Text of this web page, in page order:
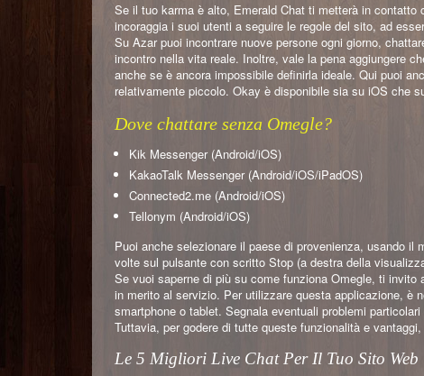
Se il tuo karma è alto, Emerald Chat ti metterà in
incoraggia i suoi utenti a seguire le regole del sito, ad
Su Azar puoi incontrare nuove persone ogni giorno,
incontro nella vita reale. Inoltre, vale la pena aggiungere
anche se è ancora impossibile definirla ideale. Qui puoi
relativamente piccolo. Okay è disponibile sia su iOS che
Dove chattare senza Omegle?
Kik Messenger (Android/iOS)
KakaoTalk Messenger (Android/iOS/iPadOS)
Connected2.me (Android/iOS)
Tellonym (Android/iOS)
Puoi anche selezionare il paese di provenienza, usando
volte sul pulsante con scritto Stop (a destra della
Se vuoi saperne di più su come funziona Omegle, ti invito
in merito al servizio. Per utilizzare questa applicazione, è
smartphone o tablet. Segnala eventuali problemi
Tuttavia, per godere di tutte queste funzionalità e
Le 5 Migliori Live Chat Per Il Tuo Sito Web